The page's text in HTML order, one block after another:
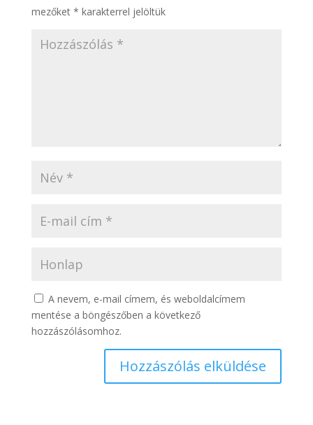
mezőket * karakterrel jelöltük
A nevem, e-mail címem, és weboldalcímem
mentése a böngészőben a következő
hozzászólásomhoz.